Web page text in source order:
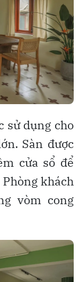
sử dụng cho
Sàn được
cửa sổ để
khách
vòm cong